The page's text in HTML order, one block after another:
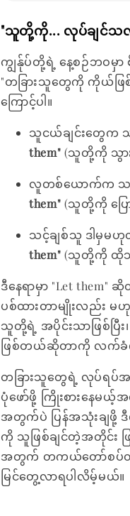
"သူတို့ကို... လုပ်ချင်သ
ကျွန်ုပ်တို့ရဲ့ နေ့စဉ်ဘဝမှာ
"တခြားသူတွေကို ကိုယ်ဖြစ်
ကြောင့်ပါ။
သူငယ်ချင်းတွေက
them" (သူတို့ကို သွား
လူတစ်ယောက်က သင့်အ
them" (သူတို့ကို ပြေ
သင့်ချစ်သူ ဒါမှမ
them" (သူတို့ကို ထိုသို့
ဒီနေရာမှာ "Let
ပစ်ထားတာမျိုးလည်း
သူတို့ရဲ့ အပိုင်းသာဖြစ်ပြီ
ဖြစ်တယ်ဆိုတာကို လက်ခံလို
တခြားသူတွေရဲ့ လုပ်ရပ်အပ
ပုံဖော်ဖို့ ကြိုးစားနေမ
အတွက်ပဲ ပြန်အသုံးချဖို့
ကို သူဖြစ်ချင်တဲ့အတိုင်း
အတွက် တကယ်တော်စပ်တဲ့
မြင်တွေ့လာရပါလိမ့်မယ်။